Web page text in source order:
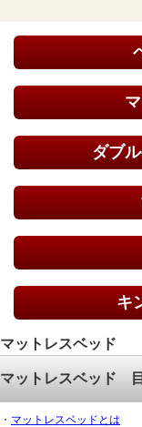
ダブ
キ
マットレスベッド
マットレスベッド
・ マットレスベッドとは